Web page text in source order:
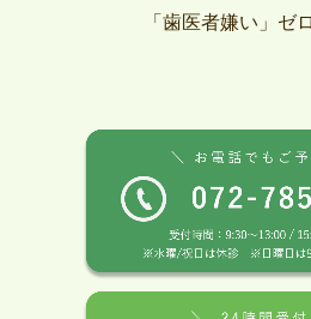
「歯医者嫌い」ゼ